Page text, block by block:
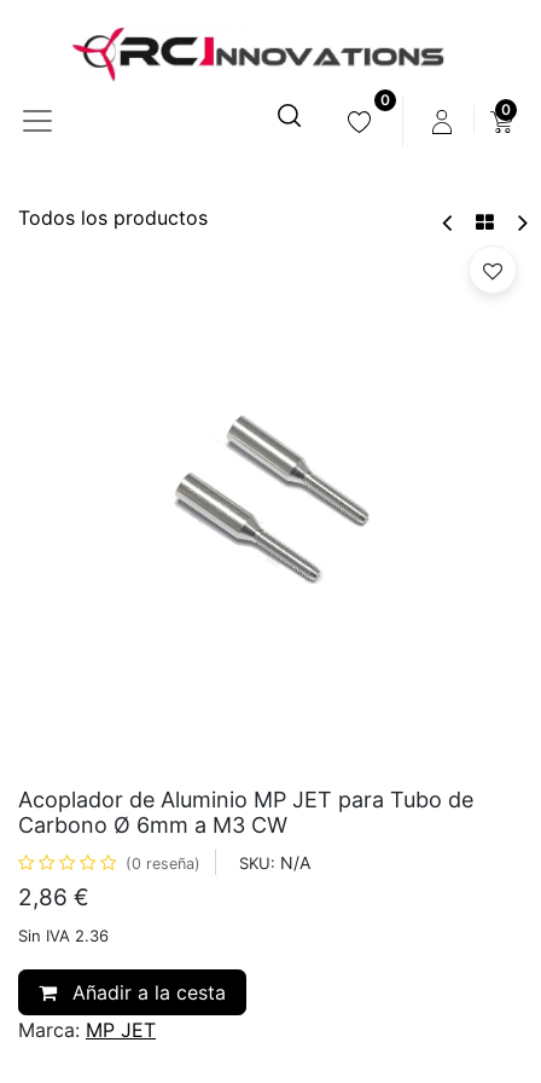
0
0
Todos los productos
Acoplador de Aluminio MP JET para Tubo de
Carbono Ø 6mm a M3 CW
(0 reseña) SKU: N/A
2,86 €
Sin IVA 2.36
Añadir a la cesta
Marca: MP JET